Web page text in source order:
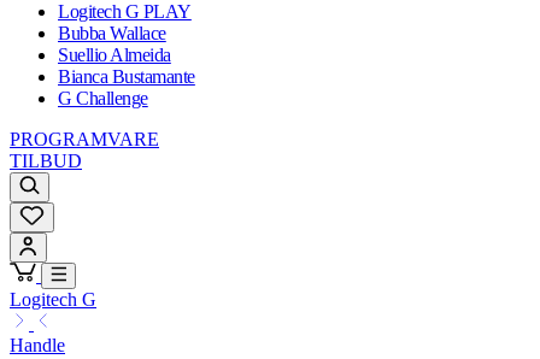
Logitech G PLAY
Bubba Wallace
Suellio Almeida
Bianca Bustamante
G Challenge
PROGRAMVARE
TILBUD
Logitech G
Handle